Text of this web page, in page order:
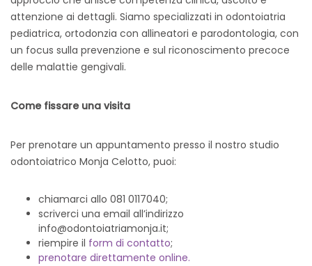
attenzione ai dettagli. Siamo specializzati in odontoiatria
pediatrica, ortodonzia con allineatori e parodontologia, con
un focus sulla prevenzione e sul riconoscimento precoce
delle malattie gengivali.
Come fissare una visita
Per prenotare un appuntamento presso il nostro studio
odontoiatrico Monja Celotto, puoi:
chiamarci allo 081 0117040;
scriverci una email all’indirizzo
info@odontoiatriamonja.it;
riempire il form di contatto;
prenotare direttamente online.